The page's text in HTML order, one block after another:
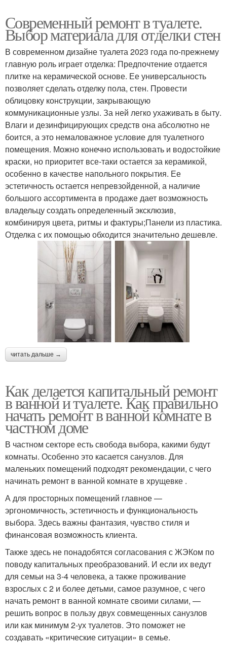
Современный ремонт в туалете.
Выбор материала для отделки стен
В современном дизайне туалета 2023 года по-прежнему
главную роль играет отделка: Предпочтение отдается
плитке на керамической основе. Ее универсальность
позволяет сделать отделку пола, стен. Провести
облицовку конструкции, закрывающую
коммуникационные узлы. За ней легко ухаживать в быту.
Влаги и дезинфицирующих средств она абсолютно не
боится, а это немаловажное условие для туалетного
помещения. Можно конечно использовать и водостойкие
краски, но приоритет все-таки остается за керамикой,
особенно в качестве напольного покрытия. Ее
эстетичность остается непревзойденной, а наличие
большого ассортимента в продаже дает возможность
владельцу создать определенный эксклюзив,
комбинируя цвета, ритмы и фактуры;Панели из пластика.
Отделка с их помощью обходится значительно дешевле.
читать дальше →
Как делается капитальный ремонт
в ванной и туалете. Как правильно
начать ремонт в ванной комнате в
частном доме
В частном секторе есть свобода выбора, какими будут
комнаты. Особенно это касается санузлов. Для
маленьких помещений подходят рекомендации, с чего
начинать ремонт в ванной комнате в хрущевке .
А для просторных помещений главное —
эргономичность, эстетичность и функциональность
выбора. Здесь важны фантазия, чувство стиля и
финансовая возможность клиента.
Также здесь не понадобятся согласования с ЖЭКом по
поводу капитальных преобразований. И если их ведут
для семьи на 3-4 человека, а также проживание
взрослых с 2 и более детьми, самое разумное, с чего
начать ремонт в ванной комнате своими силами, —
решить вопрос в пользу двух совмещенных санузлов
или как минимум 2-ух туалетов. Это поможет не
создавать «критические ситуации» в семье.